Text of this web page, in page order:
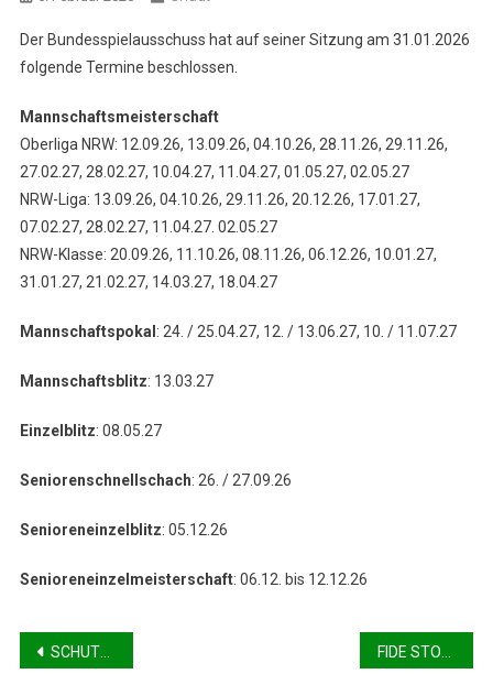
Der Bundesspielausschuss hat auf seiner Sitzung am 31.01.2026
folgende Termine beschlossen.
Mannschaftsmeisterschaft
Oberliga NRW: 12.09.26, 13.09.26, 04.10.26, 28.11.26, 29.11.26,
27.02.27, 28.02.27, 10.04.27, 11.04.27, 01.05.27, 02.05.27
NRW-Liga: 13.09.26, 04.10.26, 29.11.26, 20.12.26, 17.01.27,
07.02.27, 28.02.27, 11.04.27. 02.05.27
NRW-Klasse: 20.09.26, 11.10.26, 08.11.26, 06.12.26, 10.01.27,
31.01.27, 21.02.27, 14.03.27, 18.04.27
Mannschaftspokal : 24. / 25.04.27, 12. / 13.06.27, 10. / 11.07.27
Mannschaftsblitz: 13.03.27
Einzelblitz: 08.05.27
Seniorenschnellschach: 26. / 27.09.26
Senioreneinzelblitz: 05.12.26
Senioreneinzelmeisterschaft: 06.12. bis 12.12.26
Beitragsnavigation
SCHUTZKONZEPTGENERATOR DES LANDESSPORTBUND NRW e.V.